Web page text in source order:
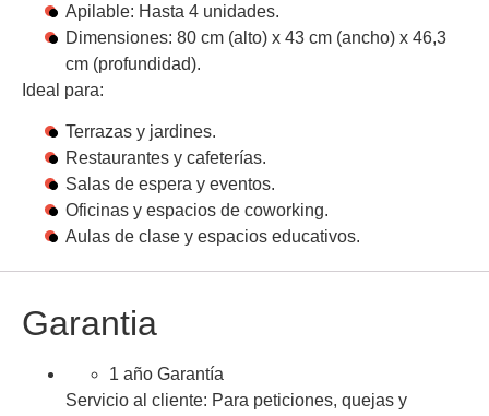
Apilable: Hasta 4 unidades.
Dimensiones: 80 cm (alto) x 43 cm (ancho) x 46,3
cm (profundidad).
Ideal para:
Terrazas y jardines.
Restaurantes y cafeterías.
Salas de espera y eventos.
Oficinas y espacios de coworking.
Aulas de clase y espacios educativos.
Garantia
1 año Garantía
Servicio al cliente: Para peticiones, quejas y